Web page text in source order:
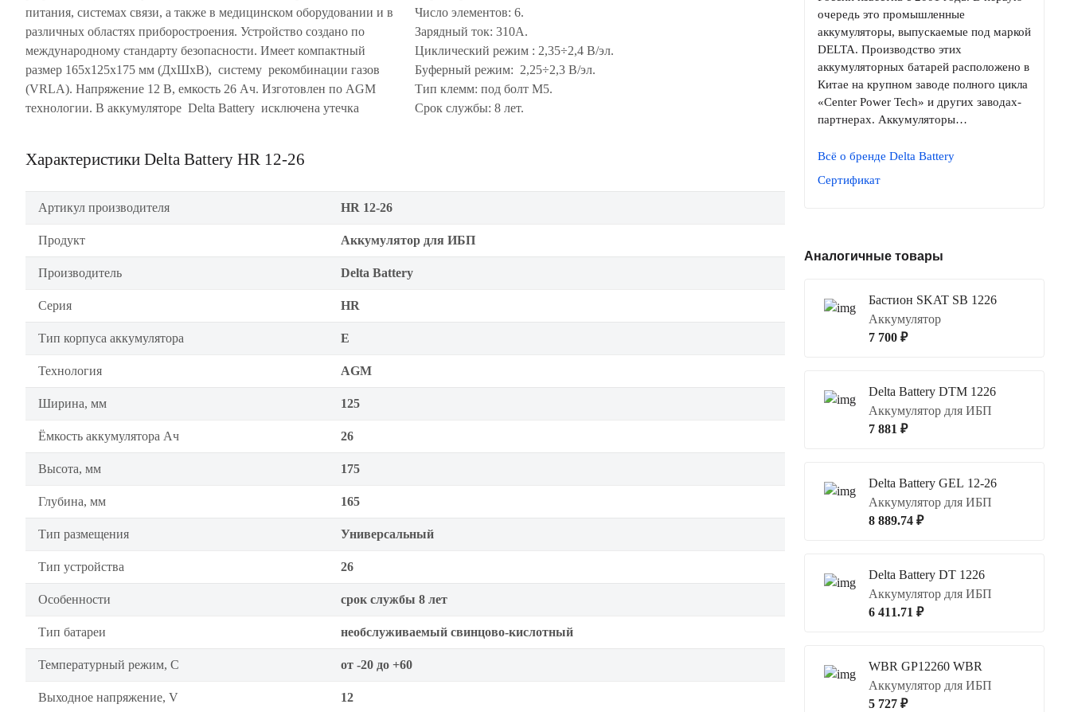
питания, системах связи, а также в медицинском оборудовании и в
различных областях приборостроения. Устройство создано по
международному стандарту безопасности. Имеет компактный
размер 165х125х175 мм (ДхШхВ), систему рекомбинации газов
(VRLA). Напряжение 12 В, емкость 26 Ач. Изготовлен по AGM
технологии. В аккумуляторе Delta Battery исключена утечка
Число элементов: 6.
Зарядный ток: 310А.
Циклический режим : 2,35÷2,4 В/эл.
Буферный режим: 2,25÷2,3 В/эл.
Тип клемм: под болт М5.
Срок службы: 8 лет.
Характеристики Delta Battery HR 12-26
Артикул производителя HR 12-26
Продукт Аккумулятор для ИБП
Производитель Delta Battery
Серия HR
Тип корпуса аккумулятора E
Технология AGM
Ширина, мм 125
Ёмкость аккумулятора Ач 26
Высота, мм 175
Глубина, мм 165
Тип размещения Универсальный
Тип устройства 26
Особенности срок службы 8 лет
Тип батареи необслуживаемый свинцово-кислотный
Температурный режим, C от -20 до +60
Выходное напряжение, V 12
очередь это промышленные
аккумуляторы, выпускаемые под маркой
DELTA. Производство этих
аккумуляторных батарей расположено в
Китае на крупном заводе полного цикла
«Center Power Tech» и других заводах-
партнерах. Аккумуляторы…
Всё о бренде Delta Battery
Сертификат
Аналогичные товары
Бастион SKAT SB 1226
Аккумулятор
7 700 ₽
Delta Battery DTM 1226
Аккумулятор для ИБП
7 881 ₽
Delta Battery GEL 12-26
Аккумулятор для ИБП
8 889.74 ₽
Delta Battery DT 1226
Аккумулятор для ИБП
6 411.71 ₽
WBR GP12260 WBR
Аккумулятор для ИБП
5 727 ₽